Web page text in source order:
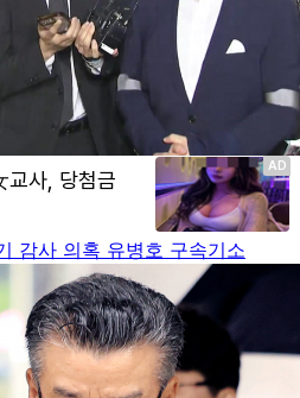
감사 의혹 유병호 구속기소